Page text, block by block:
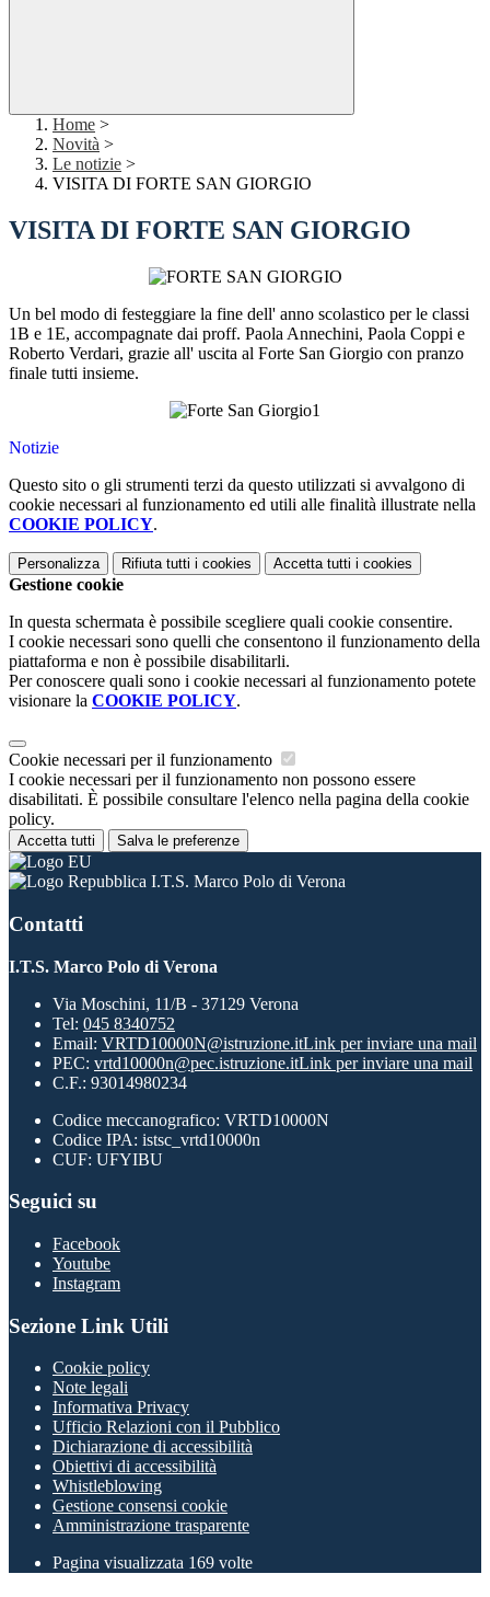
Home >
Novità >
Le notizie >
VISITA DI FORTE SAN GIORGIO
VISITA DI FORTE SAN GIORGIO
Un bel modo di festeggiare la fine dell' anno scolastico per le classi
1B e 1E, accompagnate dai proff. Paola Annechini, Paola Coppi e
Roberto Verdari, grazie all' uscita al Forte San Giorgio con pranzo
finale tutti insieme.
Notizie
Questo sito o gli strumenti terzi da questo utilizzati si avvalgono di
cookie necessari al funzionamento ed utili alle finalità illustrate nella
COOKIE POLICY.
Personalizza Rifiuta tutti i cookies Accetta tutti i cookies
Gestione cookie
In questa schermata è possibile scegliere quali cookie consentire.
I cookie necessari sono quelli che consentono il funzionamento della
piattaforma e non è possibile disabilitarli.
Per conoscere quali sono i cookie necessari al funzionamento potete
visionare la COOKIE POLICY.
Cookie necessari per il funzionamento
I cookie necessari per il funzionamento non possono essere
disabilitati. È possibile consultare l'elenco nella pagina della cookie
policy.
Accetta tutti Salva le preferenze
I.T.S. Marco Polo di Verona
Contatti
I.T.S. Marco Polo di Verona
Via Moschini, 11/B - 37129 Verona
Tel: 045 8340752
Email: VRTD10000N@istruzione.itLink per inviare una mail
PEC: vrtd10000n@pec.istruzione.itLink per inviare una mail
C.F.: 93014980234
Codice meccanografico: VRTD10000N
Codice IPA: istsc_vrtd10000n
CUF: UFYIBU
Seguici su
Facebook
Youtube
Instagram
Sezione Link Utili
Cookie policy
Note legali
Informativa Privacy
Ufficio Relazioni con il Pubblico
Dichiarazione di accessibilità
Obiettivi di accessibilità
Whistleblowing
Gestione consensi cookie
Amministrazione trasparente
Pagina visualizzata 169 volte